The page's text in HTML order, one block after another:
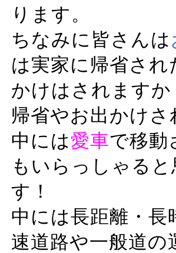
ります。
ちなみに皆さんは
は実家に帰省され
かけはされますか
帰省やお出かけさ
中には愛車で移動
もいらっしゃると
す！
中には長距離・長
速道路や一般道の